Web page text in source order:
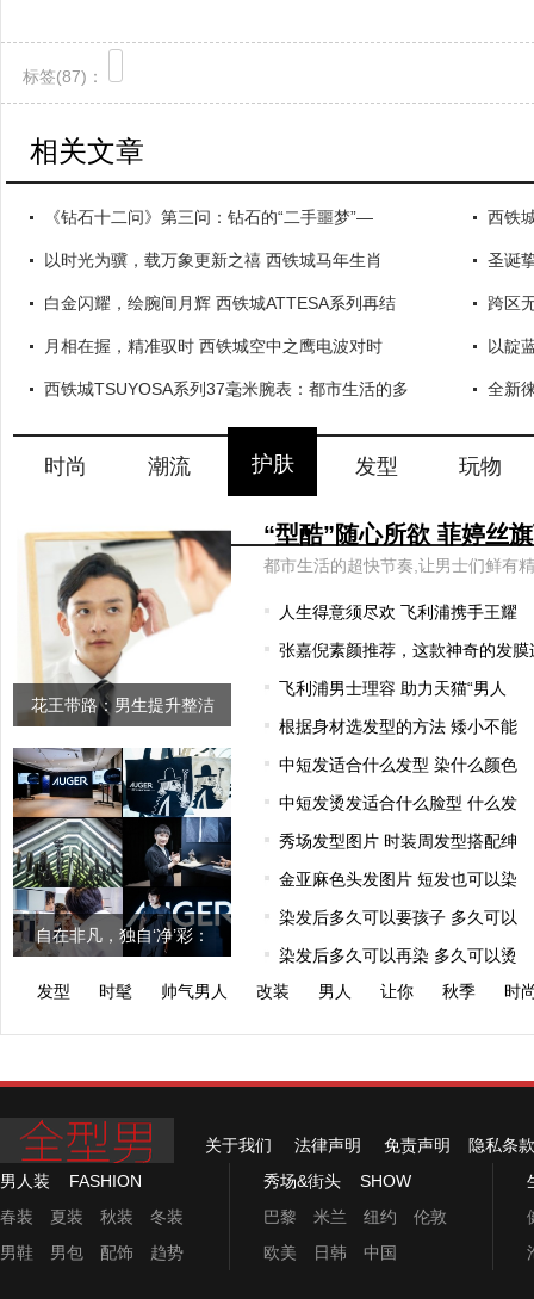
标签(87)：
相关文章
《钻石十二问》第三问：钻石的“二手噩梦”— 西铁
以时光为骥，载万象更新之禧 西铁城马年生肖 圣诞
白金闪耀，绘腕间月辉 西铁城ATTESA系列再结 跨区
月相在握，精准驭时 西铁城空中之鹰电波对时 以靛
西铁城TSUYOSA系列37毫米腕表：都市生活的多 全新
时尚 潮流 护肤 发型 玩物
花王带路：男生提升整洁
感、改善形
自在非凡，独自‘净’彩：
人生得意须尽欢 飞利浦携手王耀
张嘉倪素颜推荐，这款神奇的发膜
飞利浦男士理容 助力天猫“男人
根据身材选发型的方法 矮小不能
中短发适合什么发型 染什么颜色
中短发烫发适合什么脸型 什么发
秀场发型图片 时装周发型搭配绅
金亚麻色头发图片 短发也可以染
染发后多久可以要孩子 多久可以
染发后多久可以再染 多久可以烫
发型
时髦 帅气男人 改装 男人 让你 秋季 时
关于我们 法律声明 免责声明
隐私条款
男人装 FASHION
春装
夏装 秋装
冬装
男鞋
男包 配饰 趋势
秀场&街头 SHOW
巴黎
米兰 纽约
伦敦
欧美
日韩 中国